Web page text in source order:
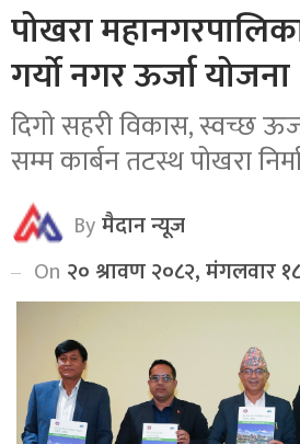
पोखरा
गर्यो नगर ऊर्जा योजना
दिगो सहरी विकास, स्वच्छ
सम्म कार्बन तटस्थ पोखरा
Byमैदान न्यूज
On २० श्रावण २०८२, मंगलवार